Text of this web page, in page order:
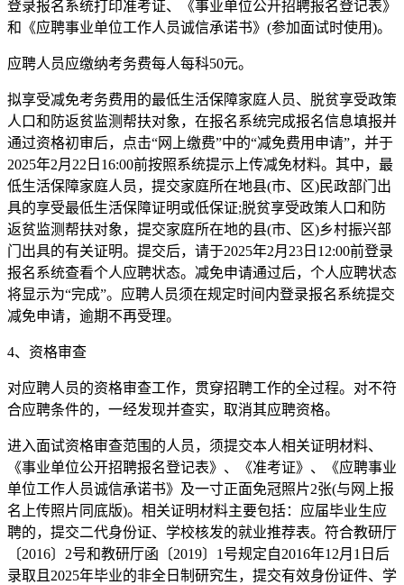
登录报名系统打印准考证、《事业单位公开招聘报名登记表》
和《应聘事业单位工作人员诚信承诺书》(参加面试时使用)。
应聘人员应缴纳考务费每人每科50元。
拟享受减免考务费用的最低生活保障家庭人员、脱贫享受政策
人口和防返贫监测帮扶对象，在报名系统完成报名信息填报并
通过资格初审后，点击“网上缴费”中的“减免费用申请”，并于
2025年2月22日16:00前按照系统提示上传减免材料。其中，最
低生活保障家庭人员，提交家庭所在地县(市、区)民政部门出
具的享受最低生活保障证明或低保证;脱贫享受政策人口和防
返贫监测帮扶对象，提交家庭所在地的县(市、区)乡村振兴部
门出具的有关证明。提交后，请于2025年2月23日12:00前登录
报名系统查看个人应聘状态。减免申请通过后，个人应聘状态
将显示为“完成”。应聘人员须在规定时间内登录报名系统提交
减免申请，逾期不再受理。
4、资格审查
对应聘人员的资格审查工作，贯穿招聘工作的全过程。对不符
合应聘条件的，一经发现并查实，取消其应聘资格。
进入面试资格审查范围的人员，须提交本人相关证明材料、
《事业单位公开招聘报名登记表》、《准考证》、《应聘事业
单位工作人员诚信承诺书》及一寸正面免冠照片2张(与网上报
名上传照片同底版)。相关证明材料主要包括：应届毕业生应
聘的，提交二代身份证、学校核发的就业推荐表。符合教研厅
〔2016〕2号和教研厅函〔2019〕1号规定自2016年12月1日后
录取且2025年毕业的非全日制研究生，提交有效身份证件、学